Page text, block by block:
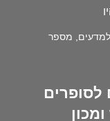
למדעים, מספר
לסופרים